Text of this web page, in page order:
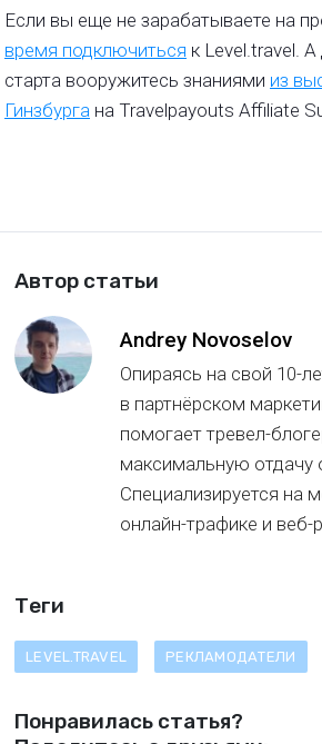
Если вы еще не зарабатываете на
время подключиться к Level.travel.
старта вооружитесь знаниями из
Гинзбурга на Travelpayouts Affiliate
Автор статьи
Andrey Novoselov
Опираясь на свой 10-
в партнёрском
помогает тревел-
максимальную отдачу
Специализируется на
онлайн-трафике и веб-
Теги
LEVEL.TRAVEL РЕКЛАМОДАТЕЛИ
Понравилась статья?